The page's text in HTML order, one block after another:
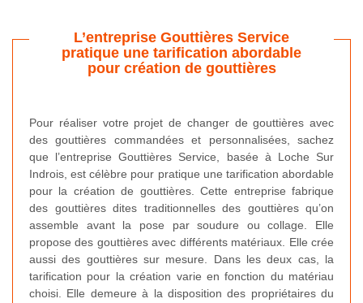
L’entreprise Gouttières Service
pratique une tarification abordable
pour création de gouttières
Pour réaliser votre projet de changer de gouttières avec
des gouttières commandées et personnalisées, sachez
que l’entreprise Gouttières Service, basée à Loche Sur
Indrois, est célèbre pour pratique une tarification abordable
pour la création de gouttières. Cette entreprise fabrique
des gouttières dites traditionnelles des gouttières qu’on
assemble avant la pose par soudure ou collage. Elle
propose des gouttières avec différents matériaux. Elle crée
aussi des gouttières sur mesure. Dans les deux cas, la
tarification pour la création varie en fonction du matériau
choisi. Elle demeure à la disposition des propriétaires du